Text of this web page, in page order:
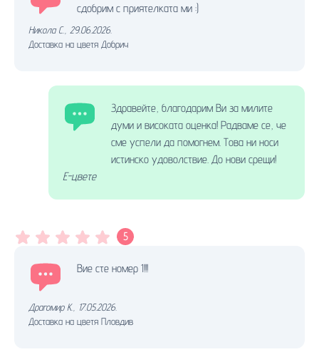
сдобрим с приятелката ми :)
Никола С. 29.06.2026.
Доставка на цветя Добрич
Здравейте, благодарим Ви за милите
думи и високата оценка! Радваме се, че
сме успели да помогнем. Това ни носи
истинско удоволствие. До нови срещи!
Е-цвете
5
Вие сте номер 1!!!
Драгомир К.
17.05.2026.
Доставка на цветя Пловдив